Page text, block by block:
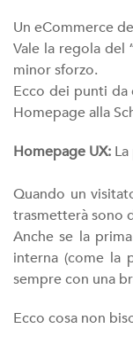
Un eCommerce
Vale la regola del
minor sforzo.
Ecco dei punti da
Homepage alla
Homepage UX:
Quando un
trasmetterà sono
Anche se la
interna (come la
sempre con una
Ecco cosa non